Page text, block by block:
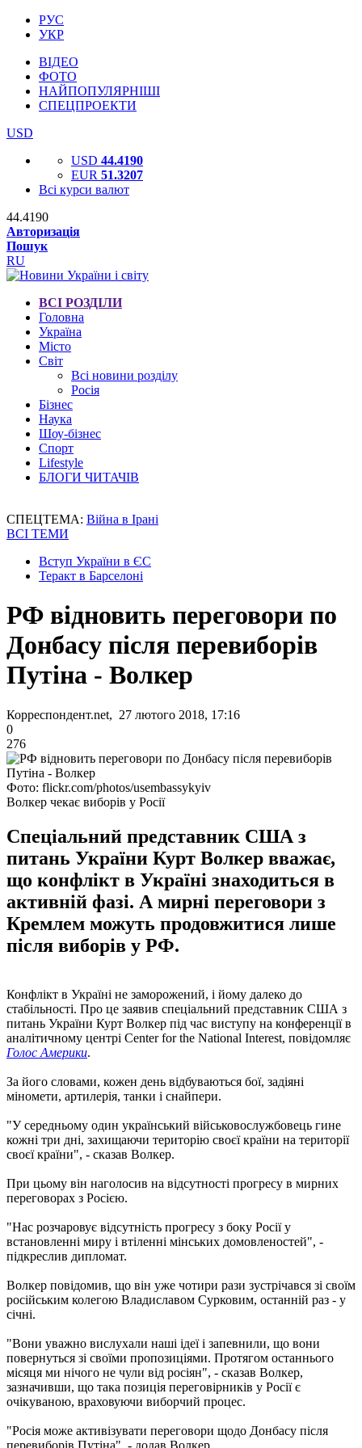
РУС
УКР
ВІДЕО
ФОТО
НАЙПОПУЛЯРНІШІ
СПЕЦПРОЕКТИ
USD
USD 44.4190
EUR 51.3207
Всі курси валют
44.4190
Авторизація
Пошук
RU
ВСІ РОЗДІЛИ
Головна
Україна
Місто
Світ
Всі новини розділу
Росія
Бізнес
Наука
Шоу-бізнес
Спорт
Lifestyle
БЛОГИ ЧИТАЧІВ
СПЕЦТЕМА: Війна в Ірані
ВСІ ТЕМИ
Вступ України в ЄС
Теракт в Барселоні
РФ відновить переговори по
Донбасу після перевиборів
Путіна - Волкер
Корреспондент.net, 27 лютого 2018, 17:16
0
276
Фото: flickr.com/photos/usembassykyiv
Волкер чекає виборів у Росії
Спеціальний представник США з
питань України Курт Волкер вважає,
що конфлікт в Україні знаходиться в
активній фазі. А мирні переговори з
Кремлем можуть продовжитися лише
після виборів у РФ.
Конфлікт в Україні не заморожений, і йому далеко до
стабільності. Про це заявив спеціальний представник США з
питань України Курт Волкер під час виступу на конференції в
аналітичному центрі Center for the National Interest, повідомляє
Голос Америки.
За його словами, кожен день відбуваються бої, задіяні
міномети, артилерія, танки і снайпери.
"У середньому один український військовослужбовець гине
кожні три дні, захищаючи територію своєї країни на території
своєї країни", - сказав Волкер.
При цьому він наголосив на відсутності прогресу в мирних
переговорах з Росією.
"Нас розчаровує відсутність прогресу з боку Росії у
встановленні миру і втіленні мінських домовленостей", -
підкреслив дипломат.
Волкер повідомив, що він уже чотири рази зустрічався зі своїм
російським колегою Владиславом Сурковим, останній раз - у
січні.
"Вони уважно вислухали наші ідеї і запевнили, що вони
повернуться зі своїми пропозиціями. Протягом останнього
місяця ми нічого не чули від росіян", - сказав Волкер,
зазначивши, що така позиція переговірників у Росії є
очікуваною, враховуючи виборчий процес.
"Росія може активізувати переговори щодо Донбасу після
перевиборів Путіна", - додав Волкер.